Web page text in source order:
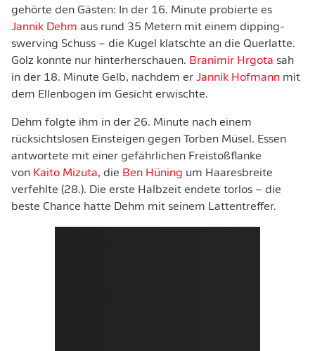
gehörte den Gästen: In der 16. Minute probierte es
Jannik Dehm aus rund 35 Metern mit einem dipping-
swerving Schuss – die Kugel klatschte an die Querlatte.
Golz konnte nur hinterherschauen. Branimir Hrgota sah
in der 18. Minute Gelb, nachdem er Jannik Hofmann mit
dem Ellenbogen im Gesicht erwischte.
Dehm folgte ihm in der 26. Minute nach einem
rücksichtslosen Einsteigen gegen Torben Müsel. Essen
antwortete mit einer gefährlichen Freistoßflanke
von Kaito Mizuta, die Ben Hüning um Haaresbreite
verfehlte (28.). Die erste Halbzeit endete torlos – die
beste Chance hatte Dehm mit seinem Lattentreffer.